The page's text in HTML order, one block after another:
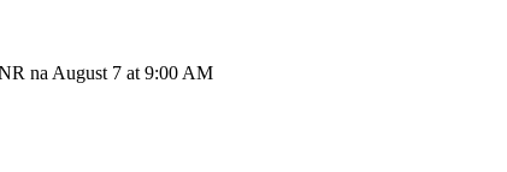
na August 7 at 9:00 AM